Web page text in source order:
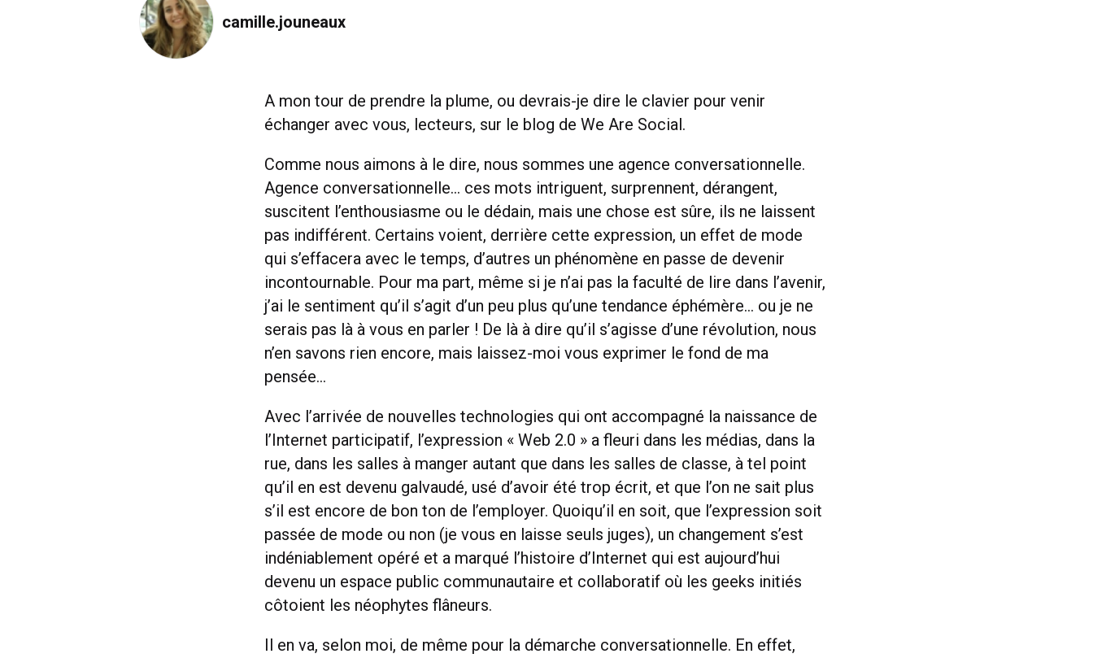
camille.jouneaux
A mon tour de prendre la plume, ou devrais-je dire le clavier pour venir
échanger avec vous, lecteurs, sur le blog de We Are Social.
Comme nous aimons à le dire, nous sommes une agence conversationnelle.
Agence conversationnelle… ces mots intriguent, surprennent, dérangent,
suscitent l’enthousiasme ou le dédain, mais une chose est sûre, ils ne laissent
pas indifférent. Certains voient, derrière cette expression, un effet de mode
qui s’effacera avec le temps, d’autres un phénomène en passe de devenir
incontournable. Pour ma part, même si je n’ai pas la faculté de lire dans l’avenir,
j’ai le sentiment qu’il s’agit d’un peu plus qu’une tendance éphémère… ou je ne
serais pas là à vous en parler ! De là à dire qu’il s’agisse d’une révolution, nous
n’en savons rien encore, mais laissez-moi vous exprimer le fond de ma
pensée…
Avec l’arrivée de nouvelles technologies qui ont accompagné la naissance de
l’Internet participatif, l’expression « Web 2.0 » a fleuri dans les médias, dans la
rue, dans les salles à manger autant que dans les salles de classe, à tel point
qu’il en est devenu galvaudé, usé d’avoir été trop écrit, et que l’on ne sait plus
s’il est encore de bon ton de l’employer. Quoiqu’il en soit, que l’expression soit
passée de mode ou non (je vous en laisse seuls juges), un changement s’est
indéniablement opéré et a marqué l’histoire d’Internet qui est aujourd’hui
devenu un espace public communautaire et collaboratif où les geeks initiés
côtoient les néophytes flâneurs.
Il en va, selon moi, de même pour la démarche conversationnelle. En effet,